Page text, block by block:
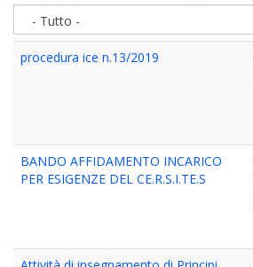
- Tutto -
procedura ice n.13/2019
BANDO AFFIDAMENTO INCARICO
PER ESIGENZE DEL CE.R.S.I.TE.S